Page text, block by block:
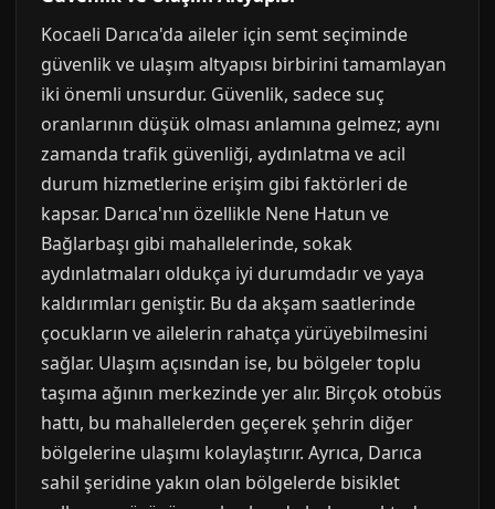
Kocaeli Darıca'da aileler için semt seçiminde
güvenlik ve ulaşım altyapısı birbirini tamamlayan
iki önemli unsurdur. Güvenlik, sadece suç
oranlarının düşük olması anlamına gelmez; aynı
zamanda trafik güvenliği, aydınlatma ve acil
durum hizmetlerine erişim gibi faktörleri de
kapsar. Darıca'nın özellikle Nene Hatun ve
Bağlarbaşı gibi mahallelerinde, sokak
aydınlatmaları oldukça iyi durumdadır ve yaya
kaldırımları geniştir. Bu da akşam saatlerinde
çocukların ve ailelerin rahatça yürüyebilmesini
sağlar. Ulaşım açısından ise, bu bölgeler toplu
taşıma ağının merkezinde yer alır. Birçok otobüs
hattı, bu mahallelerden geçerek şehrin diğer
bölgelerine ulaşımı kolaylaştırır. Ayrıca, Darıca
sahil şeridine yakın olan bölgelerde bisiklet